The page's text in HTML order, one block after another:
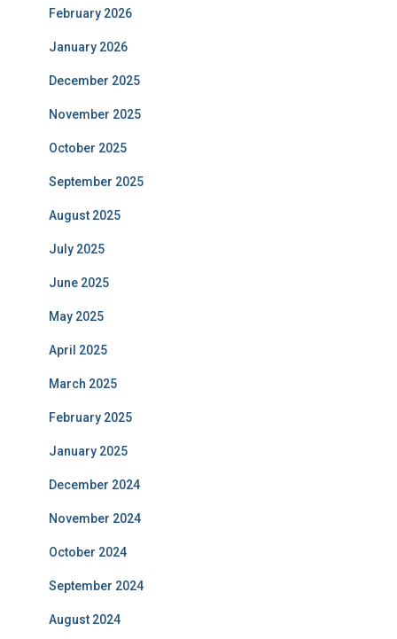
February 2026
January 2026
December 2025
November 2025
October 2025
September 2025
August 2025
July 2025
June 2025
May 2025
April 2025
March 2025
February 2025
January 2025
December 2024
November 2024
October 2024
September 2024
August 2024